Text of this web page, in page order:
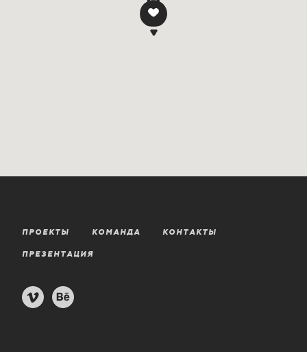
ПРОЕКТЫ КОМАНДА КОНТАКТЫ
ПРЕЗ ЕНТАЦИЯ